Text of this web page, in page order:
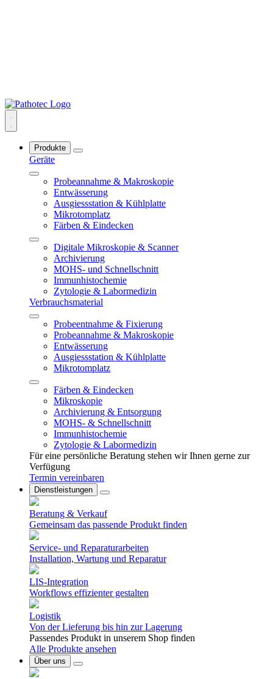
Produkte
Geräte
Probeannahme & Makroskopie
Entwässerung
Ausgiessstation & Kühlplatte
Mikrotomplatz
Färben & Eindecken
Digitale Mikroskopie & Scanner
Archivierung
MOHS- und Schnellschnitt
Immunhistochemie
Zytologie & Labormedizin
Verbrauchsmaterial
Probeentnahme & Fixierung
Probeannahme & Makroskopie
Entwässerung
Ausgiessstation & Kühlplatte
Mikrotomplatz
Färben & Eindecken
Mikroskopie
Archivierung & Entsorgung
MOHS- & Schnellschnitt
Immunhistochemie
Zytologie & Labormedizin
Für eine persönliche Beratung stehen wir Ihnen gerne zur
Verfügung
Termin vereinbaren
Dienstleistungen
Beratung & Verkauf
Gemeinsam das passende Produkt finden
Service- und Reparaturarbeiten
Installation, Wartung und Reparatur
LIS-Integration
Workflows effizienter gestalten
Logistik
Von der Lieferung bis hin zur Lagerung
Passendes Produkt in unserem Shop finden
Alle Produkte ansehen
Über uns